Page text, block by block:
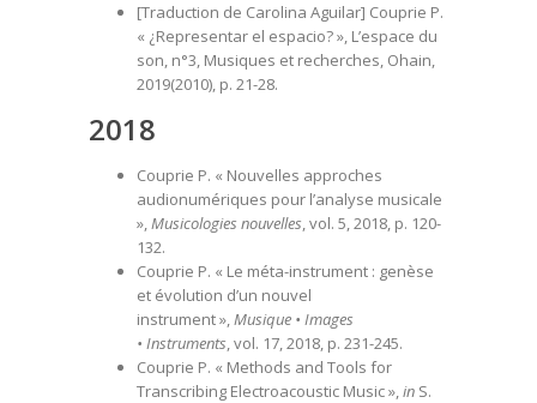
[Traduction de Carolina Aguilar] Couprie P.
« ¿Representar el espacio? », L’espace du
son, n°3, Musiques et recherches, Ohain,
2019(2010), p. 21-28.
2018
Couprie P. « Nouvelles approches
audionumériques pour l’analyse musicale
»,Musicologies nouvelles, vol. 5, 2018, p. 120-
132.
Couprie P. « Le méta-instrument : genèse
et évolution d’un nouvel
instrument »,Musique • Images
• Instruments, vol. 17, 2018, p. 231-245.
Couprie P. « Methods and Tools for
Transcribing Electroacoustic Music »,in S.